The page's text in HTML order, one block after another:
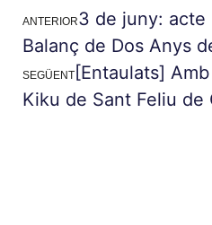
ANTERIOR3 de juny:
Balanç de Dos Anys
SEGÜENT [Entaulats]
Kiku de Sant Feliu de